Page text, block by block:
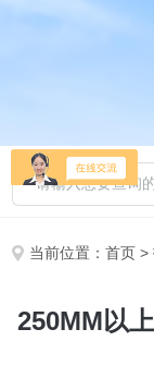
当前位置：首页 >
250MM以